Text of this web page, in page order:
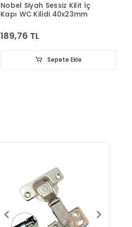
Nobel Siyah Sessiz Kilit İç
Kapı WC Kilidi 40x23mm
189,76 TL
Sepete Ekle